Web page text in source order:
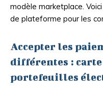
modèle marketplace.
de plateforme pour les
Accepter les
différentes :
portefeuilles